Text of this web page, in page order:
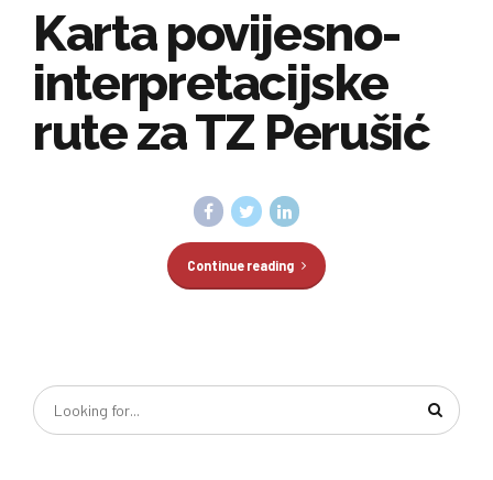
Karta povijesno-
interpretacijske
rute za TZ Perušić
Continue reading